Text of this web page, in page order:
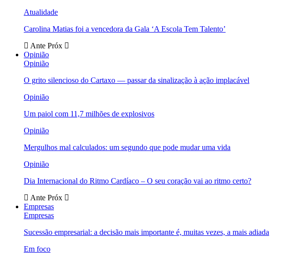
Atualidade
Carolina Matias foi a vencedora da Gala ‘A Escola Tem Talento’
Ante Próx
Opinião
Opinião
O grito silencioso do Cartaxo — passar da sinalização à ação implacável
Opinião
Um paiol com 11,7 milhões de explosivos
Opinião
Mergulhos mal calculados: um segundo que pode mudar uma vida
Opinião
Dia Internacional do Ritmo Cardíaco – O seu coração vai ao ritmo certo?
Ante Próx
Empresas
Empresas
Sucessão empresarial: a decisão mais importante é, muitas vezes, a mais adiada
Em foco